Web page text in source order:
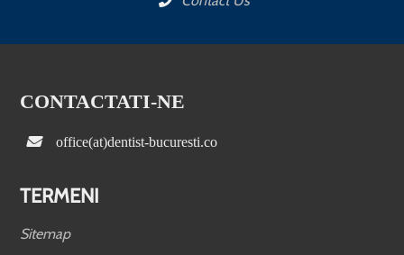
CONTACTATI-NE
office(at)dentist-bucuresti.co
TERMENI
Sitemap